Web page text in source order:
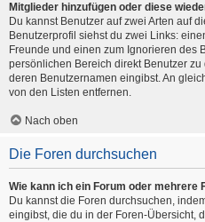
Mitglieder hinzufügen oder diese
Du kannst Benutzer auf zwei Arten auf
Benutzerprofil siehst du zwei Links:
Freunde und einen zum Ignorieren des
persönlichen Bereich direkt Benutzer
deren Benutzernamen eingibst. An
von den Listen entfernen.
Nach oben
Die Foren durchsuchen
Wie kann ich ein Forum oder mehrere
Du kannst die Foren durchsuchen,
eingibst, die du in der Foren-Übersicht,